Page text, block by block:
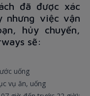
đã được xác
nhưng việc vận
hủy chuyến,
sẽ:
uống
vụ ăn, uống